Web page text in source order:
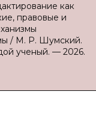
как
правовые и
/ М. Р. Шумский.
ученый. — 2026.